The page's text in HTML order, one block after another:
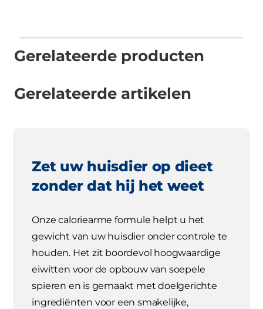
Gerelateerde producten
Gerelateerde artikelen
Zet uw huisdier op dieet
zonder dat hij het weet
Onze caloriearme formule helpt u het
gewicht van uw huisdier onder controle te
houden. Het zit boordevol hoogwaardige
eiwitten voor de opbouw van soepele
spieren en is gemaakt met doelgerichte
ingrediënten voor een smakelijke,